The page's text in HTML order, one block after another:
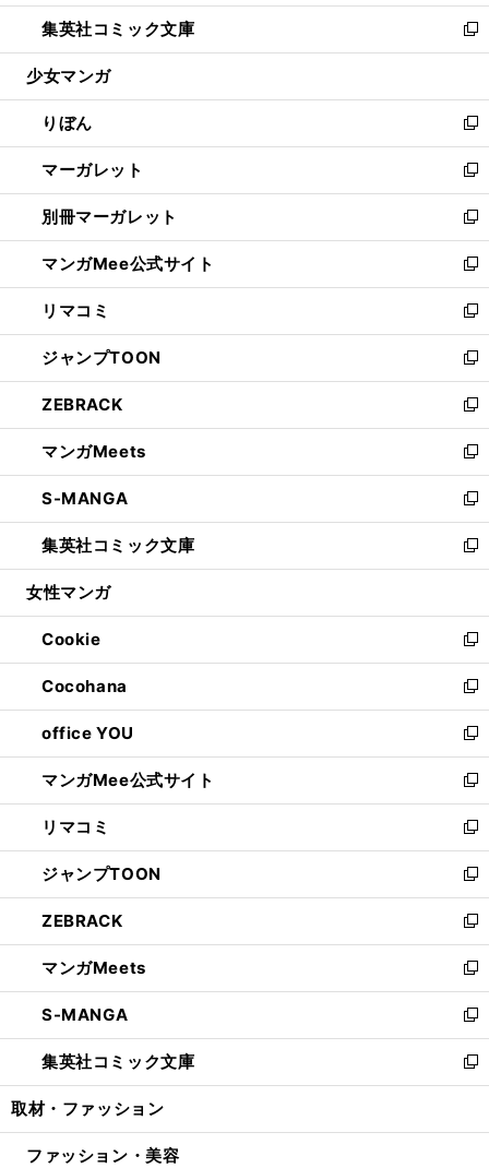
開
く
ウ
で
開
ン
ド
ウ
開
く
ウ
ィ
ン
ウ
で
開
く
し
い
ウ
ン
ド
ウ
で
開
く
集英社コミック文庫
新
し
ウ
ィ
ン
ド
ウ
で
開
く
少女マンガ
りぼん
新
し
い
ウ
ィ
ン
ド
ウ
で
開
く
マーガレット
新
し
い
ウ
ィ
ン
ド
ウ
で
開
く
別冊マーガレット
新
し
い
ウ
ィ
ン
ド
ウ
で
開
く
マンガMee公式サイト
新
し
い
ウ
ィ
ン
ド
ウ
で
開
く
リマコミ
新
し
い
ウ
ィ
ン
ド
ウ
で
開
く
ジャンプTOON
新
し
い
ウ
ィ
ン
ド
ウ
で
開
ZEBRACK
新
し
い
ウ
ィ
ン
ド
ウ
開
く
マンガMeets
新
し
い
ウ
ィ
ン
ウ
で
開
く
S-MANGA
新
し
い
ウ
ン
ド
ウ
で
開
く
集英社コミック文庫
新
し
ウ
ィ
ン
ド
ウ
で
開
く
女性マンガ
Cookie
新
し
い
ウ
ィ
ン
ド
ウ
で
開
く
Cocohana
新
し
い
ウ
ィ
ン
ド
ウ
で
開
く
office YOU
新
し
い
ウ
ィ
ン
ド
ウ
で
開
く
マンガMee公式サイト
新
し
い
ウ
ィ
ン
ド
ウ
で
開
く
リマコミ
新
し
い
ウ
ィ
ン
ド
ウ
で
開
く
ジャンプTOON
新
し
い
ウ
ィ
ン
ド
ウ
で
開
ZEBRACK
新
し
い
ウ
ィ
ン
ド
ウ
開
マンガMeets
新
し
い
ウ
ィ
ン
ウ
S-MANGA
新
し
い
ウ
ン
集英社コミック文庫
新
し
ウ
取材・ファッション
ファッション・美容